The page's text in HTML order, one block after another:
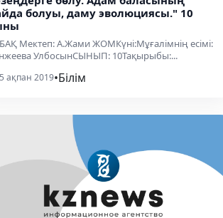
болуы, даму эволюциясы." 10
Мектеп: А.Жами ЖОМКүні:Мұғалімнің есімі:
УлбосынСЫНЫП: 10Тақырыбы:...
5 ақпан 2019•Білім